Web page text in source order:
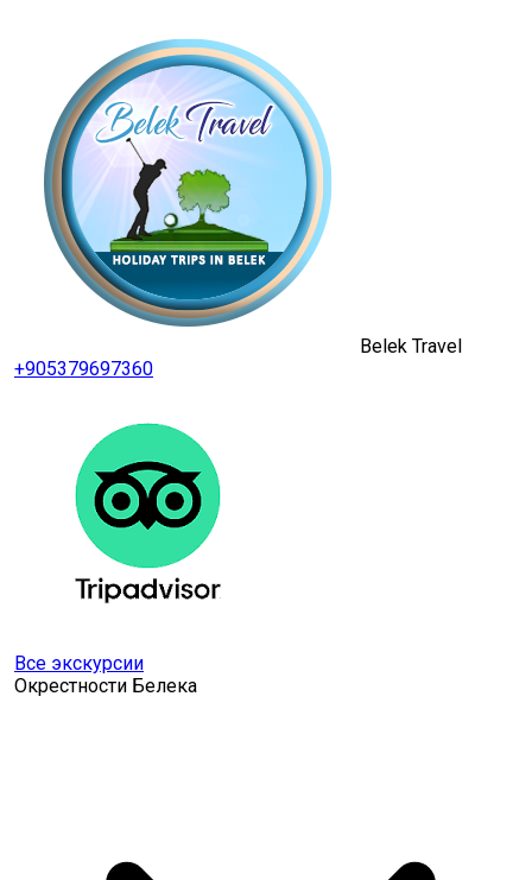
Belek Travel
+905379697360
Все экскурсии
Окрестности Белека